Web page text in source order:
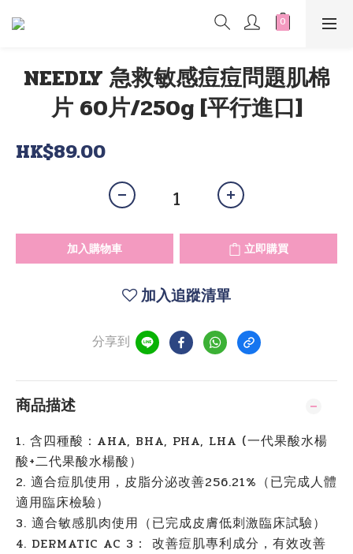
NEEDLY 急救敏感痘痘問題肌棉
片 60片/250g [平行進口]
HK$89.00
加入購物車 立即購買
加入追蹤清單
分享到
商品描述
1. 含四種酸：AHA, BHA, PHA, LHA (一代果酸水楊
酸+二代果酸水楊酸）
2. 適合痘肌使用，皮脂分泌改善256.21%（已完成人體
適用臨床檢驗）
3. 適合敏感肌肉使用（已完成皮膚低刺激臨床試驗）
4. DERMATIC AC 3： 改善痘肌專利成分，有效改善